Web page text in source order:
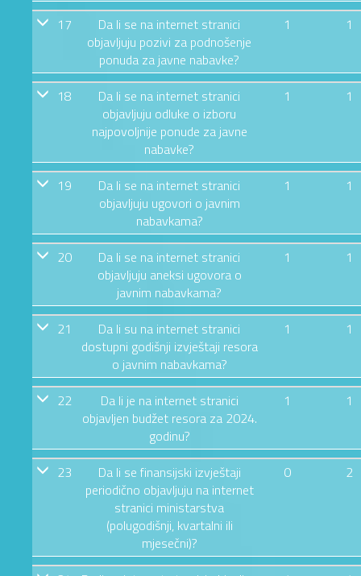
17
Da li se na internet stranici
objavljuju pozivi za podnošenje
ponuda za javne nabavke?
1 1
18
Da li se na internet stranici
objavljuju odluke o izboru
najpovoljnije ponude za javne
nabavke?
1 1
19
Da li se na internet stranici
objavljuju ugovori o javnim
nabavkama?
1 1
20
Da li se na internet stranici
objavljuju aneksi ugovora o
javnim nabavkama?
1 1
21
Da li su na internet stranici
dostupni godišnji izvještaji resora
o javnim nabavkama?
1 1
22
Da li je na internet stranici
objavljen budžet resora za 2024.
godinu?
1 1
23
Da li se finansijski izvještaji
periodično objavljuju na internet
stranici ministarstva
(polugodišnji, kvartalni ili
mjesečni)?
0 2